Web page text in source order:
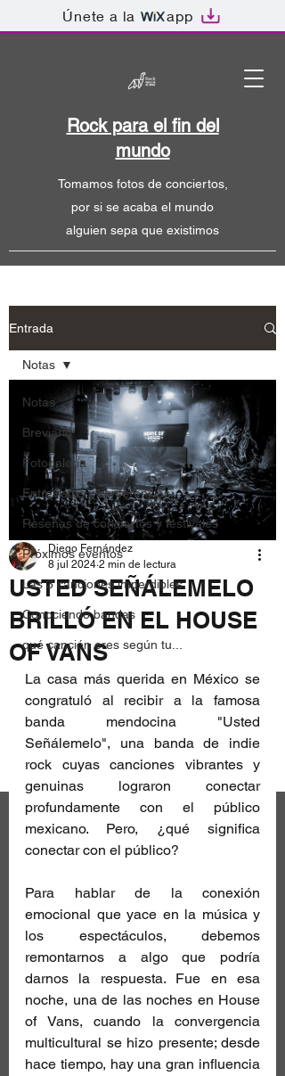
Únete a la app
Tomamos fotos de conciertos,
por si se acaba el mundo
alguien sepa que existimos
Rock para el fin del
mundo
Entrada
Notas
Breviario
Fotogalería
Entrevistas y conferencias
Reseñas de conciertos y festivales
Próximos eventos
Las 3 canciones imperdibles
Conociendo bandas
qué canción eres según tu...
Notas
USTED SEÑÁLEMELO
BRILLÓ EN EL HOUSE
OF VANS
Diego Fernández
8 jul 2024 2 min de lectura
La casa más querida en México se
congratuló al recibir a la famosa
banda mendocina "Usted
Señálemelo", una banda de indie
rock cuyas canciones vibrantes y
genuinas lograron conectar
profundamente con el público
mexicano. Pero, ¿qué significa
conectar con el público?
Para hablar de la conexión
emocional que yace en la música y
los espectáculos, debemos
remontarnos a algo que podría
darnos la respuesta. Fue en esa
noche, una de las noches en House
of Vans, cuando la convergencia
multicultural se hizo presente; desde
hace tiempo, hay una gran influencia